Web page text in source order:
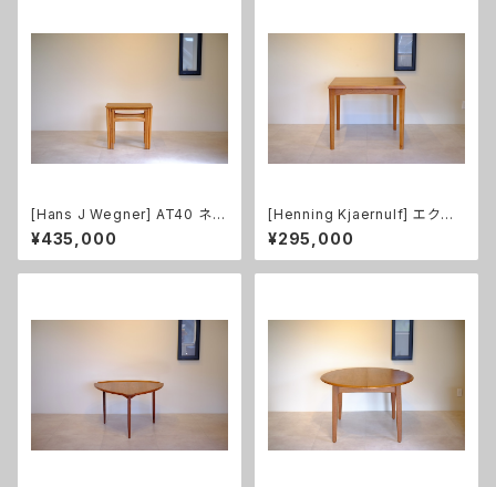
[Hans J Wegner] AT40 ネス
トテーブル オーク 無垢
¥435,000
[Henning Kjaernulf] エクス
テンション付ダイニングテーブル
チーク
¥295,000